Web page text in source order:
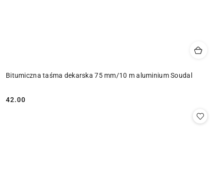
Bitumiczna taśma dekarska 75 mm/10 m aluminium Soudal
Cena:
42.00